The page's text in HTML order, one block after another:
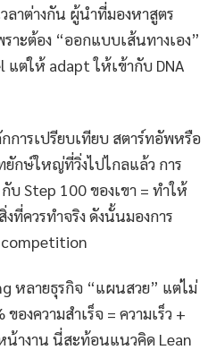
ลาต่างกัน ผู้นำที่มองหาสูตร
าะต้อง “ออกแบบเส้นทางเอง”
ต่ให้ adapt ให้เข้ากับ DNA
การเปรียบเทียบ สตาร์ทอัพหรือ
กษ์ใหญ่ที่วิ่งไปไกลแล้ว การ
บ Step 100 ของเขา = ทำให้
ที่ควรทำจริง ดังนั้นมองการ
competition
หลายธุรกิจ “แผนสวย” แต่ไม่
องความสำเร็จ = ความเร็ว +
น้างาน นี่สะท้อนแนวคิด Lean